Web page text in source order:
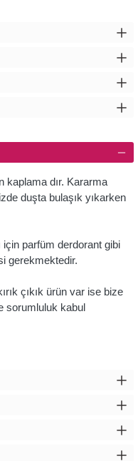
kaplama dır. Kararma
duşta bulaşık yıkarken
için parfüm derdorant gibi
gerekmektedir.
çıkık ürün var ise bize
sorumluluk kabul